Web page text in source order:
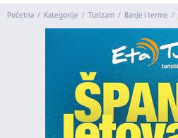
Početna / Kategorije / Turizam / Banje i terme /